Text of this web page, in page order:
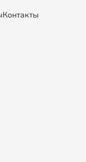
Контакты